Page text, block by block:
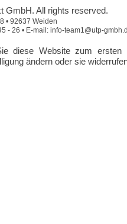
GmbH. All rights reserved.
• 92637 Weiden
- 26 • E-mail: info-team1@utp-
diese Website zum
ändern oder sie